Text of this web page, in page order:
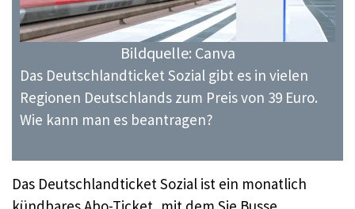
Bildquelle: Canva
Das Deutschlandticket Sozial gibt es in vielen
Regionen Deutschlands zum Preis von 39 Euro.
Wie kann man es beantragen?
Das Deutschlandticket Sozial ist ein monatlich